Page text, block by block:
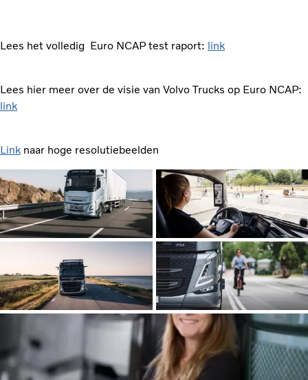
Lees het volledig Euro NCAP test raport: link
Lees hier meer over de visie van Volvo Trucks op Euro NCAP:
link
Link naar hoge resolutiebeelden